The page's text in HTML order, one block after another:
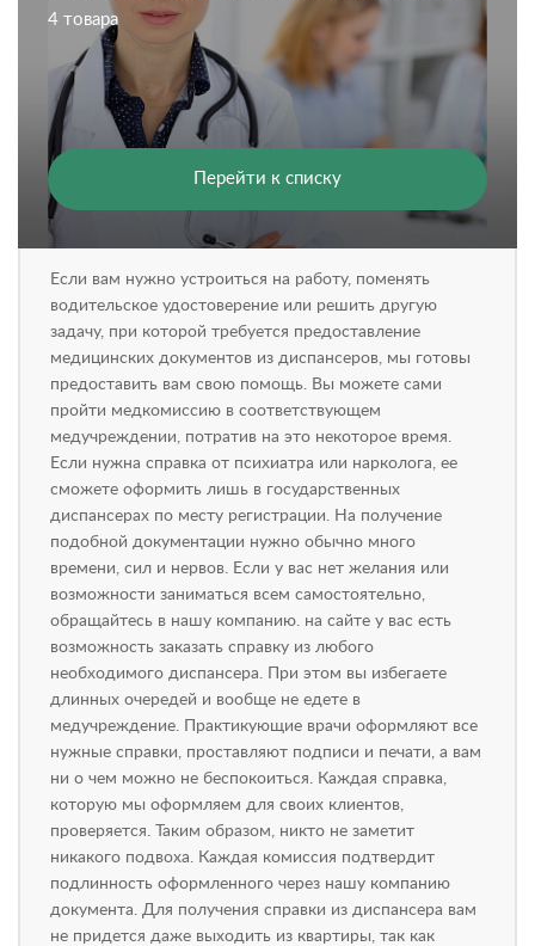
4 товара
Перейти к списку
Если вам нужно устроиться на работу, поменять
водительское удостоверение или решить другую
задачу, при которой требуется предоставление
медицинских документов из диспансеров, мы готовы
предоставить вам свою помощь. Вы можете сами
пройти медкомиссию в соответствующем
медучреждении, потратив на это некоторое время.
Если нужна справка от психиатра или нарколога, ее
сможете оформить лишь в государственных
диспансерах по месту регистрации. На получение
подобной документации нужно обычно много
времени, сил и нервов. Если у вас нет желания или
возможности заниматься всем самостоятельно,
обращайтесь в нашу компанию. на сайте у вас есть
возможность заказать справку из любого
необходимого диспансера. При этом вы избегаете
длинных очередей и вообще не едете в
медучреждение. Практикующие врачи оформляют все
нужные справки, проставляют подписи и печати, а вам
ни о чем можно не беспокоиться. Каждая справка,
которую мы оформляем для своих клиентов,
проверяется. Таким образом, никто не заметит
никакого подвоха. Каждая комиссия подтвердит
подлинность оформленного через нашу компанию
документа. Для получения справки из диспансера вам
не придется даже выходить из квартиры, так как